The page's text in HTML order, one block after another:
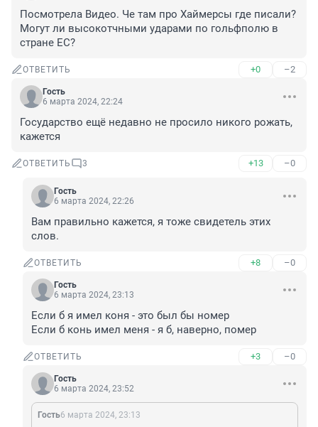
Посмотрела Видео. Че там про Хаймерсы где писали?
Могут ли высокотчными ударами по гольфполю в
стране ЕС?
ОТВЕТИТЬ +0 –2
Гость
6 марта 2024, 22:24
Государство ещё недавно не просило никого рожать,
кажется
ОТВЕТИТЬ 3 +13 –0
Гость
6 марта 2024, 22:26
Вам правильно кажется, я тоже свидетель этих
слов.
ОТВЕТИТЬ +8 –0
Гость
6 марта 2024, 23:13
Если б я имел коня - это был бы номер
Если б конь имел меня - я б, наверно, помер
ОТВЕТИТЬ +3 –0
Гость
6 марта 2024, 23:52
Гость6 марта 2024, 23:13